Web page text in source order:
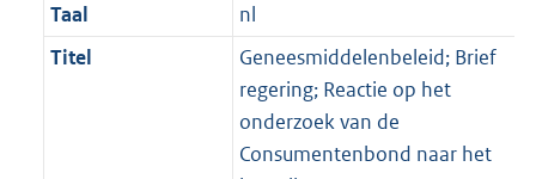
Taal
nl
Titel
Geneesmiddelenbeleid; Brief
regering; Reactie op het
onderzoek van de
Consumentenbond naar het